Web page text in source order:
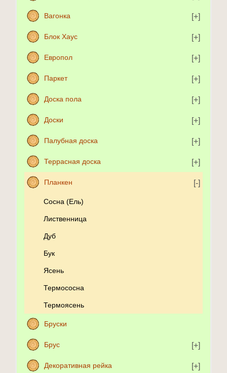
Вагонка
Блок Хаус
Европол
Паркет
Доска пола
Доски
Палубная доска
Террасная доска
Планкен
Сосна (Ель)
Лиственница
Дуб
Бук
Ясень
Термососна
Термоясень
Бруски
Брус
Декоративная рейка